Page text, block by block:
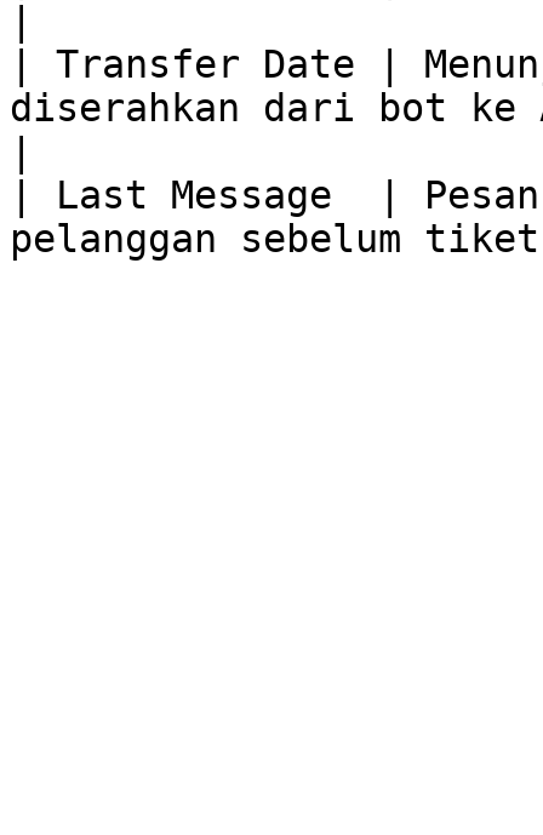
| Transfer Date |
diserahkan dari bot ke
| Last Message  |